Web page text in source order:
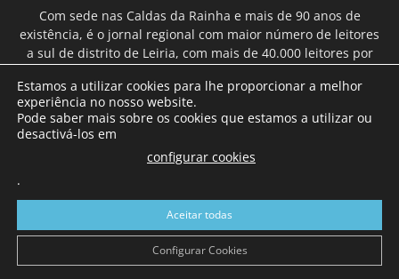
Com sede nas Caldas da Rainha e mais de 90 anos de
existência, é o jornal regional com maior número de leitores
a sul de distrito de Leiria, com mais de 40.000 leitores por
Continental e assinatura online.
SIGA-NOS
© Gazeta das Caldas - 2026
Estamos a utilizar cookies para lhe proporcionar a melhor
experiência no nosso website.
Pode saber mais sobre os cookies que estamos a utilizar ou
desactivá-los em
configurar cookies
.
Aceitar todas
Configurar Cookies